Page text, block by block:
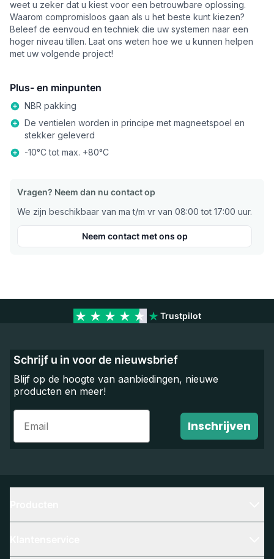
weet u zeker dat u kiest voor een betrouwbare oplossing.
Waarom compromisloos gaan als u het beste kunt kiezen?
Beleef de eenvoud en techniek die uw systemen naar een
hoger niveau tillen. Laat ons weten hoe we u kunnen helpen
met uw volgende project!
Plus- en minpunten
NBR pakking
De ventielen worden in principe met magneetspoel en
stekker geleverd
-10°C tot max. +80°C
Vragen? Neem dan nu contact op
We zijn beschikbaar van ma t/m vr van 08:00 tot 17:00 uur.
Neem contact met ons op
Trustpilot
Schrijf u in voor de nieuwsbrief
Blijf op de hoogte van aanbiedingen, nieuwe
producten en meer!
Email
Inschrijven